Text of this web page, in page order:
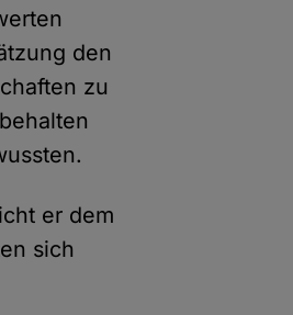
den
zu
er dem
sich